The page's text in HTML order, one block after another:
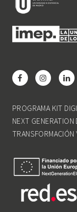
PROGRAMA KIT
NEXT GENERATION
TRANSFORMACIÓN